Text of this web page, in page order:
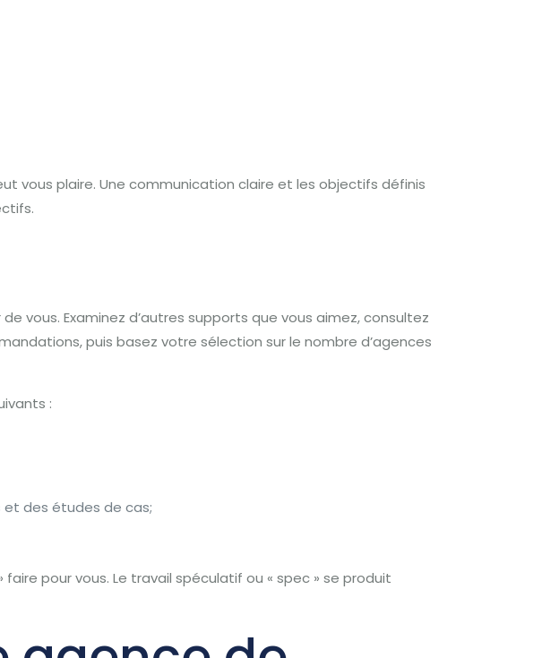
vous plaire. Une communication claire et les objectifs définis
vous. Examinez d’autres supports que vous aimez, consultez
puis basez votre sélection sur le nombre d’agences
:
et des études de cas;
faire pour vous. Le travail spéculatif ou « spec » se produit